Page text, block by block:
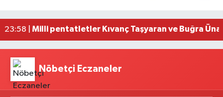
23:58 | Milli pentatletler Kıvanç Taşyaran ve Buğra
Nöbetçi Eczaneler